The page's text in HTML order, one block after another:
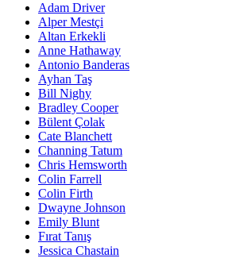
Adam Driver
Alper Mestçi
Altan Erkekli
Anne Hathaway
Antonio Banderas
Ayhan Taş
Bill Nighy
Bradley Cooper
Bülent Çolak
Cate Blanchett
Channing Tatum
Chris Hemsworth
Colin Farrell
Colin Firth
Dwayne Johnson
Emily Blunt
Fırat Tanış
Jessica Chastain